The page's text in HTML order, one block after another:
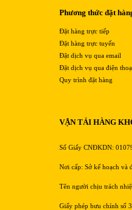
Phương thức đặt
Đặt hàng trực tiếp
Đặt hàng trực tuyến
Đặt dịch vụ qua email
Đặt dịch vụ qua điện
Quy trình đặt hàng
VẬN TẢI HÀNG
Số Giấy CNĐKDN:
Nơi cấp: Sở kế hoạch và
Tên người chịu trách
Giấy phép bưu chính số